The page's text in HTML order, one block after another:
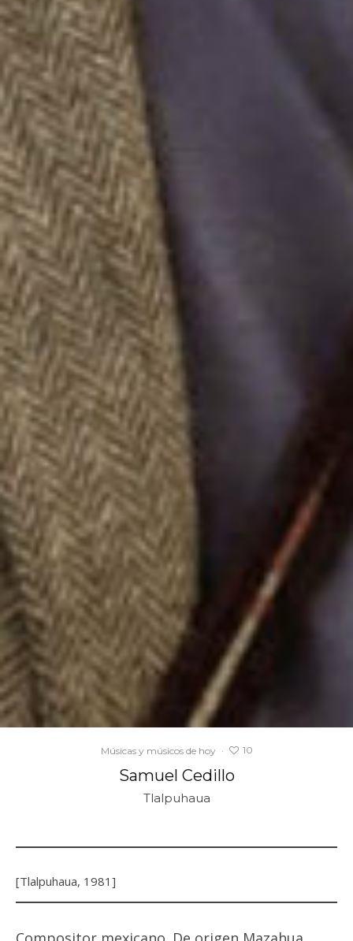
Músicas y músicos de hoy · 10
Samuel Cedillo
Tlalpuhaua
[Tlalpuhaua, 1981]